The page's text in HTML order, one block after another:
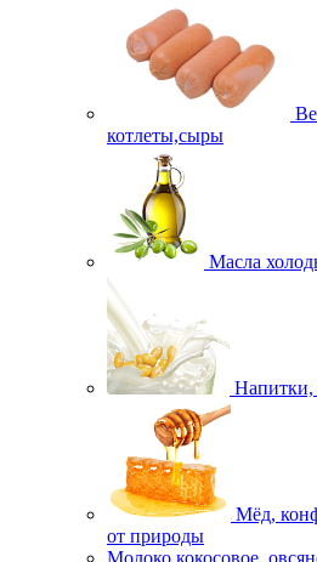
котлеты,сыры
Масла
Напитки,
Мёд,
от природы